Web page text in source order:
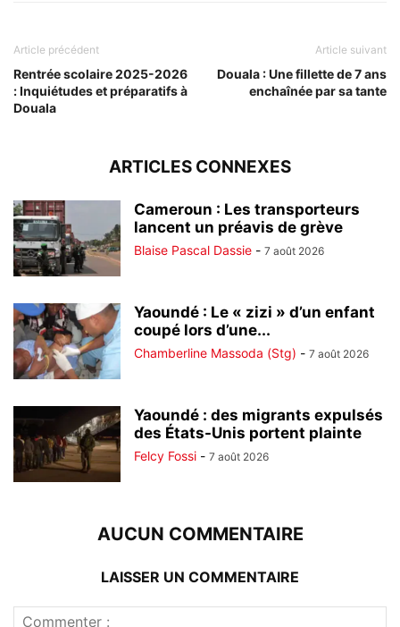
Article précédent
Rentrée scolaire 2025-2026
: Inquiétudes et préparatifs à
Douala
Article suivant
Douala : Une fillette de 7 ans
enchaînée par sa tante
ARTICLES CONNEXES
Cameroun : Les transporteurs
lancent un préavis de grève
Blaise Pascal Dassie - 7 août 2026
Yaoundé : Le « zizi » d’un enfant
coupé lors d’une...
Chamberline Massoda (Stg) - 7 août 2026
Yaoundé : des migrants expulsés
des États-Unis portent plainte
Felcy Fossi - 7 août 2026
AUCUN COMMENTAIRE
LAISSER UN COMMENTAIRE